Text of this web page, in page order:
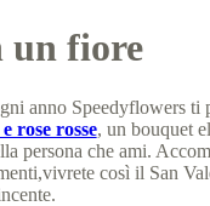
un fiore
anno Speedyflowers ti
rose rosse, un bouquet
persona che ami.
così il San